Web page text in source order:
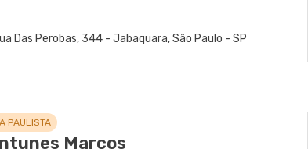
Das Perobas, 344 - Jabaquara, São Paulo - SP
PAULISTA
Marcos